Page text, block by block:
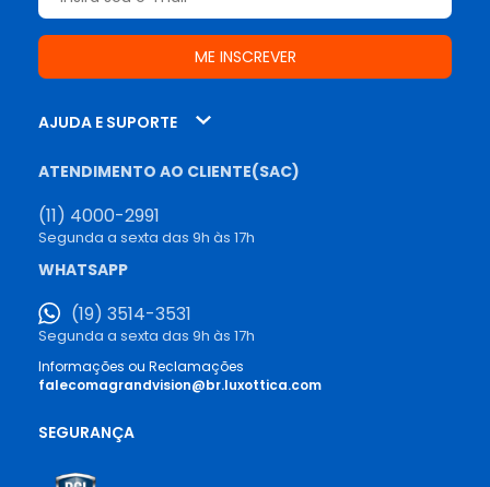
AJUDA E SUPORTE
ATENDIMENTO AO CLIENTE(SAC)
(11) 4000-2991
Segunda a sexta das 9h às 17h
WHATSAPP
(19) 3514-3531
Segunda a sexta das 9h às 17h
Informações ou Reclamações
falecomagrandvision@br.luxottica.com
SEGURANÇA